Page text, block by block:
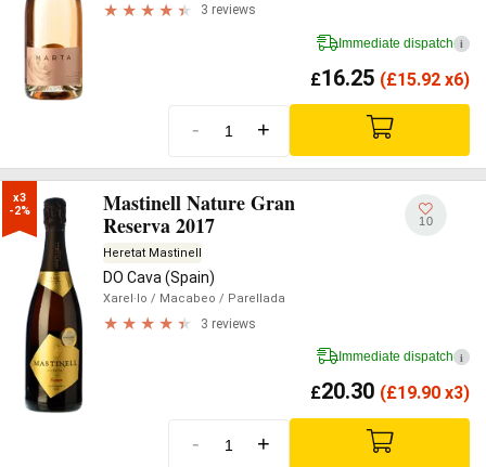
3 reviews
Immediate dispatch i
£16.25 (£15.92 x6)
- +
x3
-2%
Mastinell Nature Gran
Reserva 2017
Heretat Mastinell
DO Cava (Spain)
Xarel·lo / Macabeo / Parellada
3 reviews
10
Immediate dispatch i
£20.30 (£19.90 x3)
- +